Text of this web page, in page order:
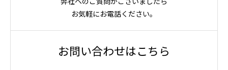
お気軽にお電話ください。
お問い合わせはこちら